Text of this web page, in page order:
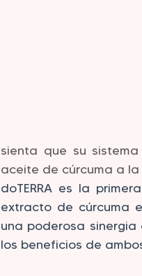
sienta que su
aceite de cúrcuma a
doTERRA es la
extracto de cúrcuma
una poderosa
los beneficios de